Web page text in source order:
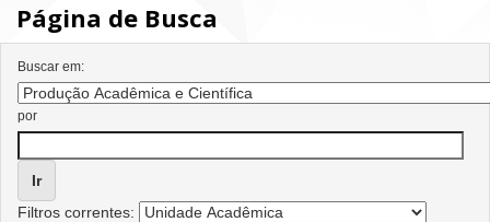
Página de Busca
Buscar em:
por
Filtros correntes: